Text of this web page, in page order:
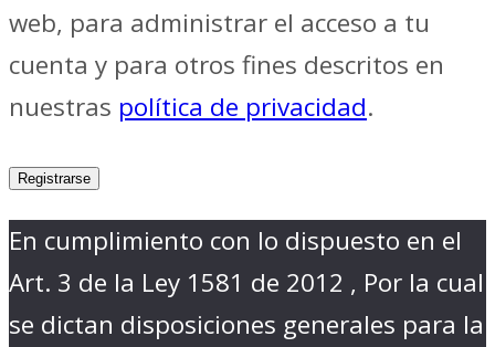
web, para administrar el acceso a tu
cuenta y para otros fines descritos en
nuestras política de privacidad.
Registrarse
En cumplimiento con lo dispuesto en el
Art. 3 de la Ley 1581 de 2012 , Por la cual
se dictan disposiciones generales para la